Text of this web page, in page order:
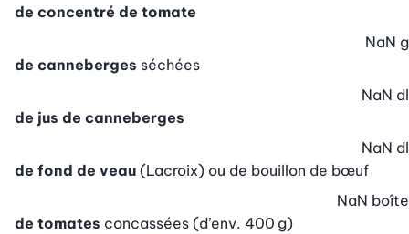
de concentré de tomate
de canneberges séchées
NaN g
de jus de canneberges
NaN dl
de fond de veau (Lacroix) ou de bouillon de bœuf
NaN dl
de tomates concassées (d’env. 400 g)
NaN boîte